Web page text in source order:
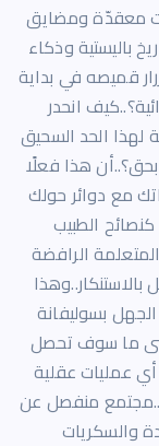
معقدّة ومضايق
باليستية وذكاء
قميصه في بداية
انحدر
120 مليون نسمة لهذا الحد السحيق
هذا فعلًا
مع دوائر حولك
الطبيب
الرافضة
بسوليفانة
ما سوف تحصل
عمليات عقلية
منفصل عن
والسكريات